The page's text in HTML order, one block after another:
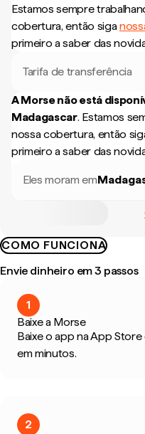
Estamos sempre
cobertura, então siga
primeiro a saber das
Tarifa de transferência
A Morse não está
Madagascar. Estamos
nossa cobertura, então
primeiro a saber das
Eles moram em
COMO FUNCIONA
Envie dinheiro em 3 passos
1
Baixe a Morse
Baixe o app na App
em minutos.
2